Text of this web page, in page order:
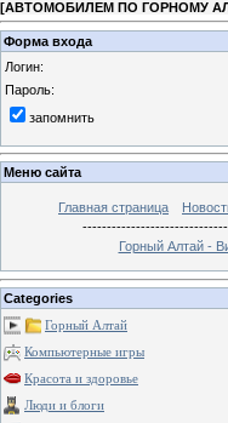
[АВТОМОБИЛЕМ ПО ГОРНОМУ
Форма входа
Логин:
Пароль:
запомнить
Меню сайта
Главная страница
------------------------------
Горный Алтай -
Categories
Горный Алтай
Компьютерные игры
Красота и здоровье
Люди и блоги